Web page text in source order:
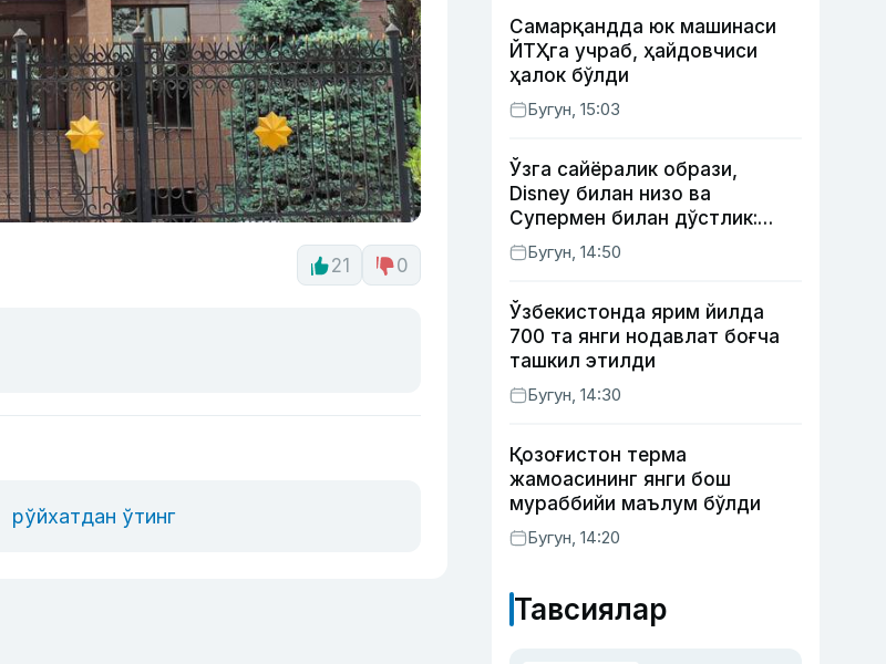
21 0
рўйхатдан ўтинг
Самарқандда юк машинаси
ЙТҲга учраб, ҳайдовчиси
ҳалок бўлди
Бугун, 15:03
Ўзга сайёралик образи,
Disney билан низо ва
Супермен билан дўстлик:
актёр Робин Уильямс ҳақида
кўпчилик билмайдиган
Бугун, 14:50
Ўзбекистонда ярим йилда
700 та янги нодавлат боғча
ташкил этилди
Бугун, 14:30
Қозоғистон терма
жамоасининг янги бош
мураббийи маълум бўлди
Бугун, 14:20
Тавсиялар